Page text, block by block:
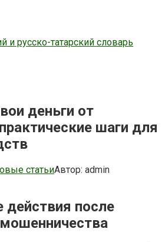
и русско-татарский словарь
деньги от
шаги для
статьиАвтор: admin
после